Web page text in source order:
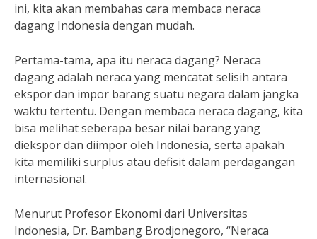
ini, kita akan membahas cara membaca neraca
dagang Indonesia dengan mudah.
Pertama-tama, apa itu neraca dagang? Neraca
dagang adalah neraca yang mencatat selisih antara
ekspor dan impor barang suatu negara dalam jangka
waktu tertentu. Dengan membaca neraca dagang, kita
bisa melihat seberapa besar nilai barang yang
diekspor dan diimpor oleh Indonesia, serta apakah
kita memiliki surplus atau defisit dalam perdagangan
internasional.
Menurut Profesor Ekonomi dari Universitas
Indonesia, Dr. Bambang Brodjonegoro, “Neraca